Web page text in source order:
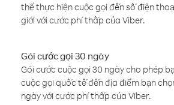
thể thực hiện cuộc gọi đến số điện
giới với cước phí thấp của Viber.
Gói cước gọi 30 ngày
Gói cước cuộc gọi 30 ngày cho phép
cuộc gọi quốc tế đến địa điểm bạn
ngày với cước phí thấp của Viber.